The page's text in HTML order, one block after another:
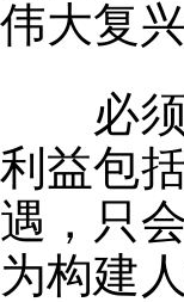
伟大复
必
利益包
遇，只
为构建